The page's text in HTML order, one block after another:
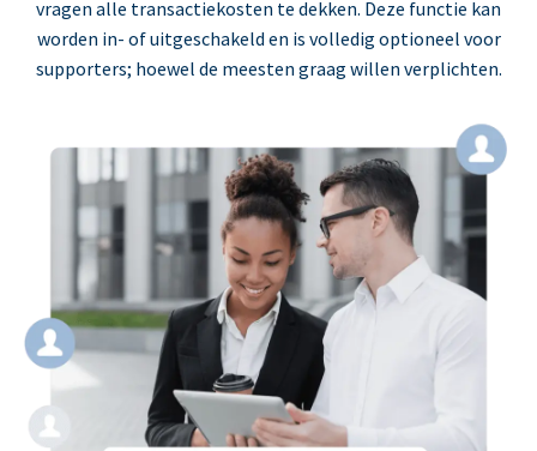
vragen alle transactiekosten te dekken. Deze functie kan
worden in- of uitgeschakeld en is volledig optioneel voor
supporters; hoewel de meesten graag willen verplichten.